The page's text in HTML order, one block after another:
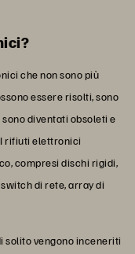
che non sono più
essere risolti, sono
diventati obsoleti e
rifiuti elettronici
compresi dischi rigidi,
di rete, array di
vengono inceneriti